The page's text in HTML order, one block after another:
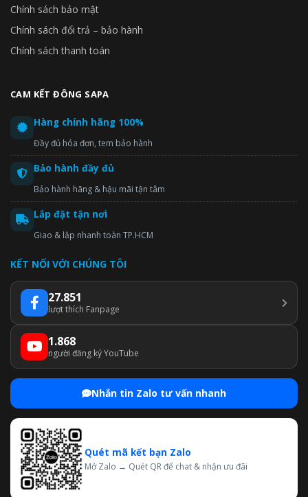
Chính sách bảo mật
Chính sách đổi trả – bảo hành
Chính sách thanh toán
CAM KẾT ĐÔNG SAPA
Hàng chính hãng 100%
Đầy đủ hóa đơn, tem bảo hành
Bảo hành đầy đủ
Bảo hành hãng & hậu mãi tận tâm
Lắp đặt tận nơi
Giao & lắp nhanh toàn TP.HCM
KẾT NỐI VỚI CHÚNG TÔI
27.851
lượt thích Fanpage
1.868
người đăng ký YouTube
Nhắn tin Zalo tư vấn nhanh
Quét mã kết bạn Zalo
Mở Zalo → Quét QR để chat & nhận ưu đãi